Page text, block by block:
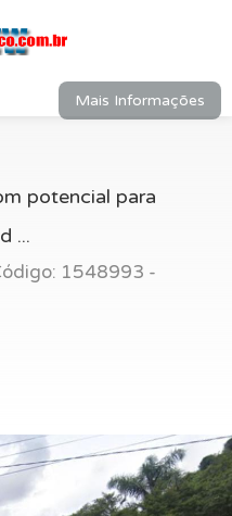
potencial para
...
1548993 -
Mais Informações